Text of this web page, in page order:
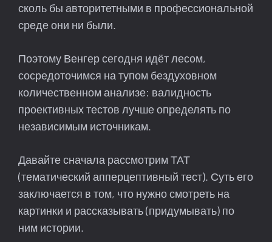
сколь бы авторитетными в профессиональной
среде они ни были.
Поэтому Венгер сегодня идёт лесом,
сосредоточимся на тупом бездуховном
количественном анализе: валидность
проективных тестов лучше определять по
независимым источникам.
Давайте сначала рассмотрим ТАТ
(тематический апперцептивный тест). Суть его
заключается в том, что нужно смотреть на
картинки и рассказывать (придумывать) по
ним истории.